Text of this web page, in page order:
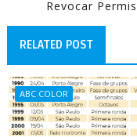
Revocar
RELATED POST
ABC COLOR